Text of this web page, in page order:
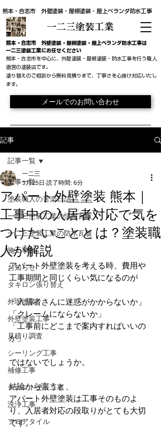
熊本・合志市 外壁塗装・屋根塗装・屋上ベランダ防水工事
一二三塗装工業
​熊本・合志市 外壁塗装・屋根塗装・屋上ベランダ防水工事は
一二三塗装工業にお任せください
熊本・合志市を中心に、外壁塗装・屋根塗装・防水工事を行う職人
直営の塗装店です。
​塗り替えのご相談から無料見積りまで、丁寧さを心掛け対応いたし
ます。
メールでのお問い合わせ
記事
記事一覧
塗装職人の苦楽日記
一二三塗装工業の情報瓦版
一二三塗装工業の防水瓦版
施工事例
お知らせ
タキロン張り替え
外塀塗装
外壁塗装工事
見積り調査
シーリング工事
補修工事
テナント塗装工事
洗浄工事
フロアタイル
記事一覧
アパート外壁塗装 熊本｜
工事中の入居者対応で気を
つけたいこととは？塗装職
人が解説
一二三
3月25日 読了時間: 6分
アパート外壁塗装を考える時、費用や
工事期間と同じくらい気になるのが
「入居者さんに迷惑がかからないか」
「クレームにならないか」
「工事前にどこまで案内すればいいの
か」
ではないでしょうか。
結論から言うと、
アパート外壁塗装は工事そのものよ
り、入居者対応の段取りがとても大切
です。